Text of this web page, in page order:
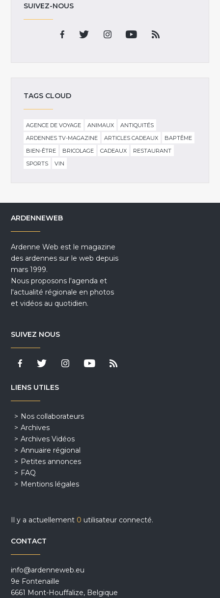
SUIVEZ-NOUS
TAGS CLOUD
AGENCE DE VOYAGE ANIMAUX
ANTIQUITÉS
ARDENNES TV-MAGAZINE
ARTICLES CADEAUX
BAPTÊME
BIEN-ÊTRE
BRICOLAGE CADEAUX
RESTAURANT
SPORTS
VIN
ARDENNEWEB
Ardenne Web est le magazine
des ardennes sur le web depuis
mars 1999.
Nous proposons l'agenda et
l'actualité régionale en photos
et vidéos au quotidien.
SUIVEZ NOUS
LIENS UTILES
Nos collaborateurs
Archives
Archives Vidéos
Annuaire régional
Petites annonces
FAQ
Mentions légales
Il y a actuellement 0 utilisateur connecté.
CONTACT
info@ardenneweb.eu
9e Fontenaille
6661 Mont-Houffalize, Belgique